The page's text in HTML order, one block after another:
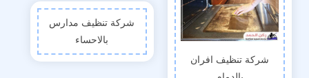
شركة تنظيف افران
شركة تنظيف مدارس
بالاحساء